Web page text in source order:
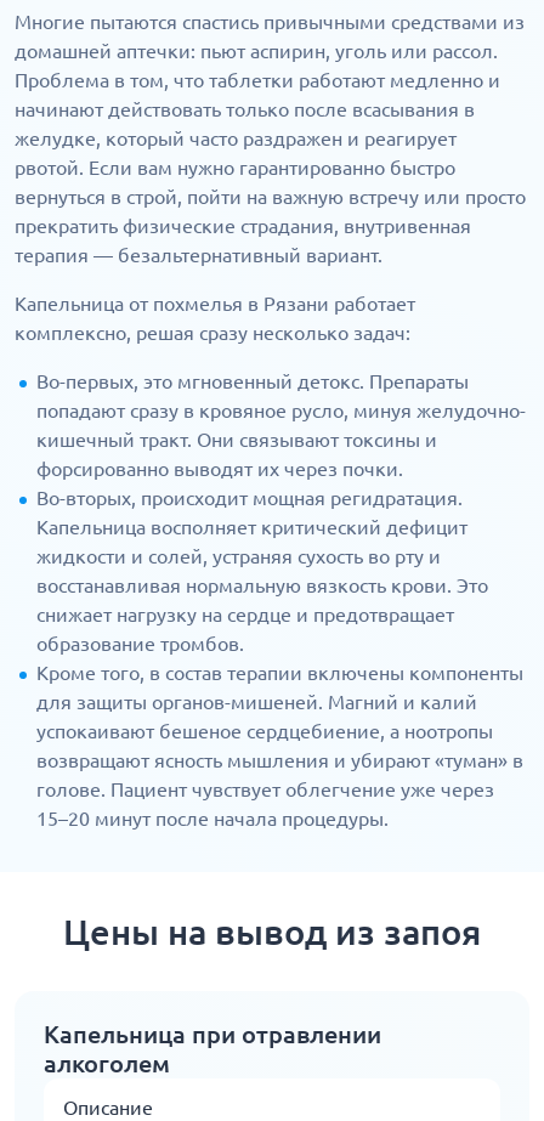
Многие пытаются спастись привычными средствами из
домашней аптечки: пьют аспирин, уголь или рассол.
Проблема в том, что таблетки работают медленно и
начинают действовать только после всасывания в
желудке, который часто раздражен и реагирует
рвотой. Если вам нужно гарантированно быстро
вернуться в строй, пойти на важную встречу или просто
прекратить физические страдания, внутривенная
терапия — безальтернативный вариант.
Капельница от похмелья в Рязани работает
комплексно, решая сразу несколько задач:
Во-первых, это мгновенный детокс. Препараты
попадают сразу в кровяное русло, минуя желудочно-
кишечный тракт. Они связывают токсины и
форсированно выводят их через почки.
Во-вторых, происходит мощная регидратация.
Капельница восполняет критический дефицит
жидкости и солей, устраняя сухость во рту и
восстанавливая нормальную вязкость крови. Это
снижает нагрузку на сердце и предотвращает
образование тромбов.
Кроме того, в состав терапии включены компоненты
для защиты органов-мишеней. Магний и калий
успокаивают бешеное сердцебиение, а ноотропы
возвращают ясность мышления и убирают «туман» в
голове. Пациент чувствует облегчение уже через
15–20 минут после начала процедуры.
Цены на вывод из запоя
Капельница при отравлении
алкоголем
Описание